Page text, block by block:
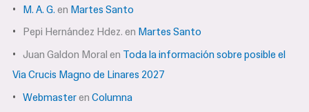
M. A. G. en Martes Santo
Pepi Hernández Hdez. en Martes Santo
Juan Galdon Moral en Toda la información sobre posible el
Via Crucis Magno de Linares 2027
WebmasterenColumna